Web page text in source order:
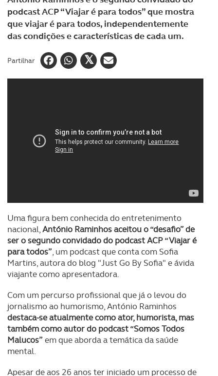
podcast ACP “Viajar é para todos” que mostra
que viajar é para todos, independentemente
das condições e características de cada um.
Partilhar
Uma figura bem conhecida do entretenimento
nacional,António Raminhos aceitou o “desafio” de
ser o segundo convidado do podcast ACP “Viajar é
para todos”, um podcast que conta com Sofia
Martins, autora do blog "Just Go By Sofia" e ávida
viajante como apresentadora.
Com um percurso profissional que já o levou do
jornalismo ao humorismo, António Raminhos
destaca-se atualmente como ator, humorista, mas
também como autor do podcast “Somos Todos
Malucos” em que aborda a temática da saúde
mental.
Apesar de aos 26 anos ter iniciado um processo de